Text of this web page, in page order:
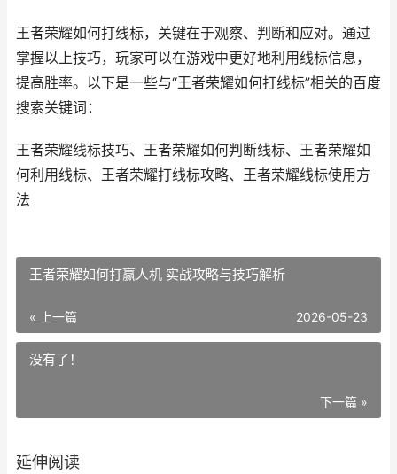
王者荣耀如何打线标，关键在于观察、判断和应对。通过
掌握以上技巧，玩家可以在游戏中更好地利用线标信息，
提高胜率。以下是一些与“王者荣耀如何打线标”相关的百度
搜索关键词：
王者荣耀线标技巧、王者荣耀如何判断线标、王者荣耀如
何利用线标、王者荣耀打线标攻略、王者荣耀线标使用方
法
王者荣耀如何打赢人机 实战攻略与技巧解析
« 上一篇 2026-05-23
没有了！
下一篇 »
延伸阅读